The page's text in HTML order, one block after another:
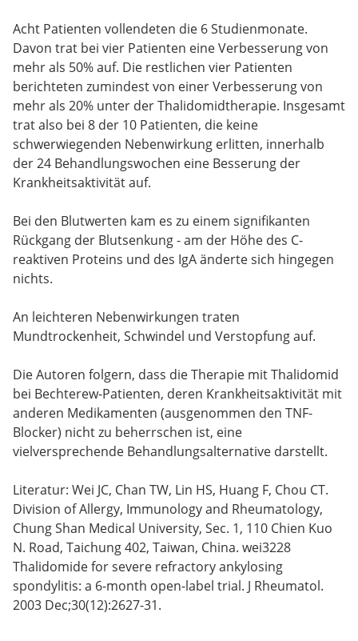
Acht Patienten vollendeten die 6 Studienmonate.
Davon trat bei vier Patienten eine Verbesserung von
mehr als 50% auf. Die restlichen vier Patienten
berichteten zumindest von einer Verbesserung von
mehr als 20% unter der Thalidomidtherapie. Insgesamt
trat also bei 8 der 10 Patienten, die keine
schwerwiegenden Nebenwirkung erlitten, innerhalb
der 24 Behandlungswochen eine Besserung der
Krankheitsaktivität auf.
Bei den Blutwerten kam es zu einem signifikanten
Rückgang der Blutsenkung - am der Höhe des C-
reaktiven Proteins und des IgA änderte sich hingegen
nichts.
An leichteren Nebenwirkungen traten
Mundtrockenheit, Schwindel und Verstopfung auf.
Die Autoren folgern, dass die Therapie mit Thalidomid
bei Bechterew-Patienten, deren Krankheitsaktivität mit
anderen Medikamenten (ausgenommen den TNF-
Blocker) nicht zu beherrschen ist, eine
vielversprechende Behandlungsalternative darstellt.
Literatur: Wei JC, Chan TW, Lin HS, Huang F, Chou CT.
Division of Allergy, Immunology and Rheumatology,
Chung Shan Medical University, Sec. 1, 110 Chien Kuo
N. Road, Taichung 402, Taiwan, China. wei3228
Thalidomide for severe refractory ankylosing
spondylitis: a 6-month open-label trial. J Rheumatol.
2003 Dec;30(12):2627-31.